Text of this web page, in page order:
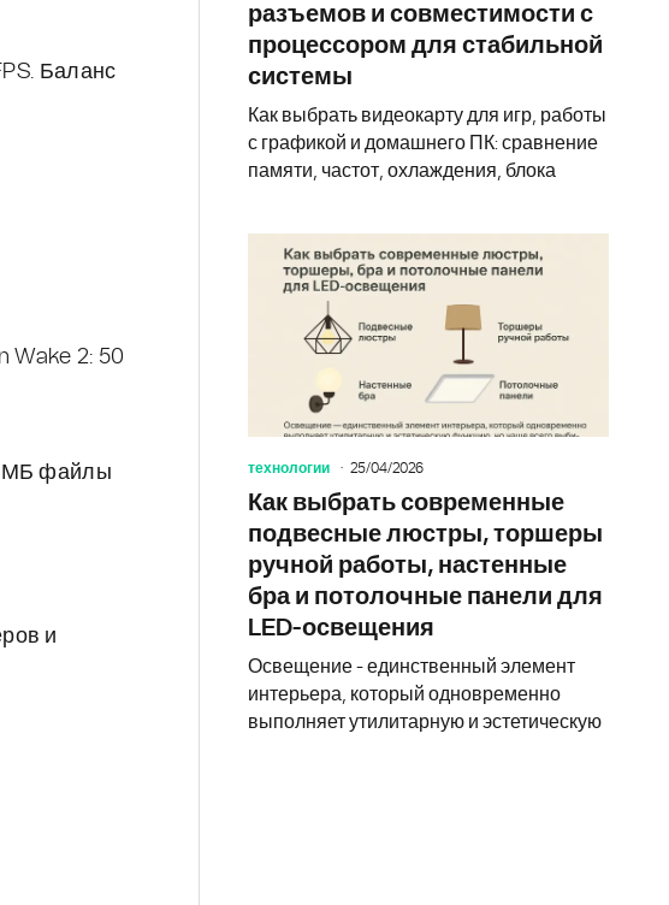
Баланс
Wake 2: 50
МБ файлы
и
разъемов и совместимости с
процессором для стабильной
системы
Как выбрать видеокарту для игр, работы
с графикой и домашнего ПК: сравнение
памяти, частот, охлаждения, блока
технологии 25/04/2026
Как выбрать современные
подвесные люстры, торшеры
ручной работы, настенные
бра и потолочные панели для
LED-освещения
Освещение - единственный элемент
интерьера, который одновременно
выполняет утилитарную и эстетическую